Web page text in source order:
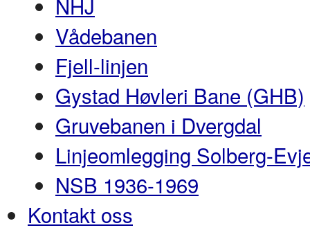
Vådebanen
Fjell-linjen
Gystad Høvleri Bane (GHB)
Gruvebanen i Dvergdal
Linjeomlegging Solberg-
NSB 1936-1969
Kontakt oss